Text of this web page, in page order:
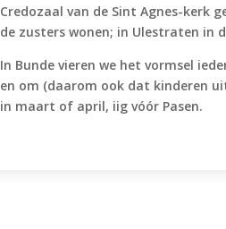
Credozaal van de Sint Agnes-kerk
de zusters wonen; in Ulestraten in
In Bunde vieren we het vormsel
en om (daarom ook dat kinderen
in maart of april, iig vóór Pasen.